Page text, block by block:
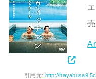
引用元: http://